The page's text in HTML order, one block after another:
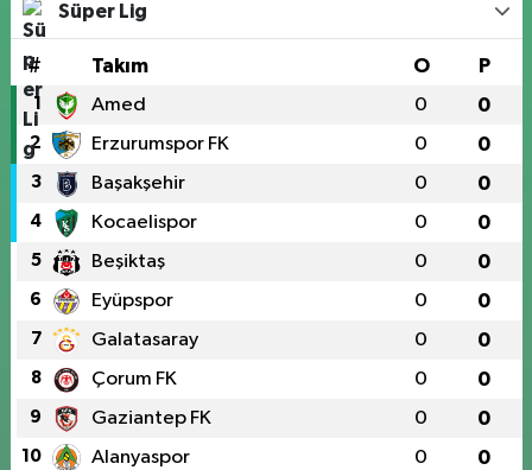
Süper Lig
# Takım O P
1 Amed 0 0
2 Erzurumspor FK 0 0
3 Başakşehir 0 0
4 Kocaelispor 0 0
5 Beşiktaş 0 0
6 Eyüpspor 0 0
7 Galatasaray 0 0
8 Çorum FK 0 0
9 Gaziantep FK 0 0
10 Alanyaspor 0 0